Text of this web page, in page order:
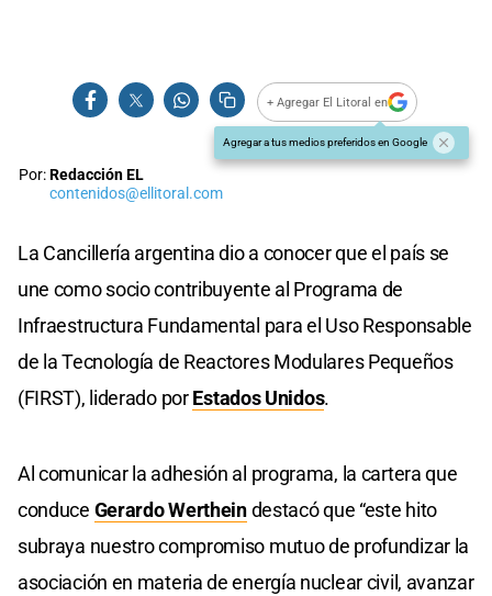
+ Agregar El Litoral en
Agregar a tus medios preferidos en Google
Por:Redacción EL
contenidos@ellitoral.com
La Cancillería argentina dio a conocer que el país se
une como socio contribuyente al Programa de
Infraestructura Fundamental para el Uso Responsable
de la Tecnología de Reactores Modulares Pequeños
(FIRST), liderado porEstados Unidos.
Al comunicar la adhesión al programa, la cartera que
conduce Gerardo Wertheindestacó que “este hito
subraya nuestro compromiso mutuo de profundizar la
asociación en materia de energía nuclear civil, avanzar